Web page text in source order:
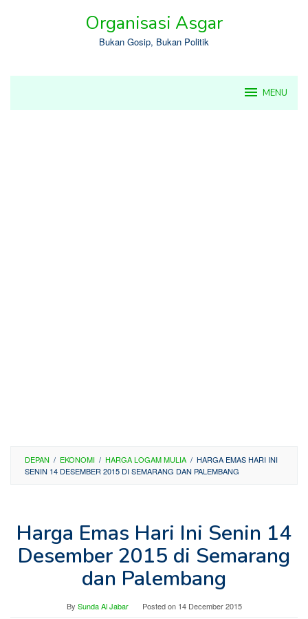
Organisasi Asgar
Bukan Gosip, Bukan Politik
MENU
DEPAN / EKONOMI / HARGA LOGAM MULIA / HARGA EMAS HARI INI
SENIN 14 DESEMBER 2015 DI SEMARANG DAN PALEMBANG
Harga Emas Hari Ini Senin 14
Desember 2015 di Semarang
dan Palembang
By Sunda Al Jabar Posted on 14 December 2015